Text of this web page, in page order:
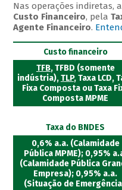
Nas operações indiretas,
Custo Financeiro, pela
Agente Financeiro.
Custo financeiro
TFB, TFBD (somente
indústria),TLP, Taxa LCD,
Fixa Composta ou Taxa
Composta MPME
Taxa do BNDES
0,6% a.a. (Calamidade
Pública MPME); 0,95%
(Calamidade Pública
Empresa); 0,95% a.a.
(Situação de